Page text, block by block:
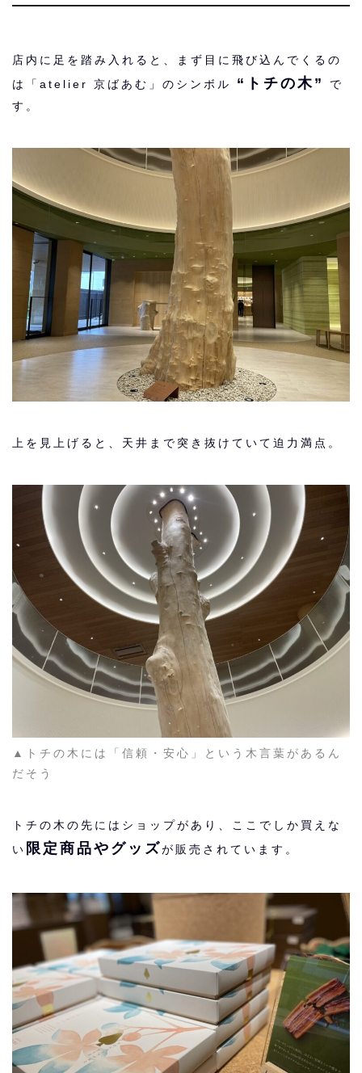
店内に足を踏み入れると、まず目に飛び込んでくるの
は「atelier 京ばあむ」のシンボル “トチの木”
で
す。
上を見上げると、天井まで突き抜けていて迫力満点。
▲トチの木には「信頼・安心」という木言葉があるん
だそう
トチの木の先にはショップがあり、ここでしか買えな
い 限定商品やグッズが販売されています。